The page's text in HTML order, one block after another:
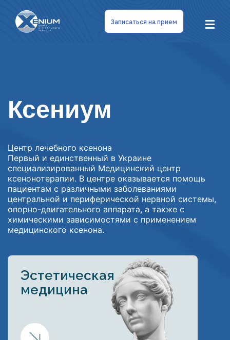
Записаться на прием
Ксениум
Центр лечебного ксенона
Первый и единственный в Украине
специализированный Медицинский центр
ксенонотерапии. В центре оказывается помощь
пациентам с различными заболеваниями
центральной и периферической нервной системы,
опорно-двигательного аппарата, а также с
химическими зависимостями с применением
медицинского ксенона.
Эстетическая
медицина